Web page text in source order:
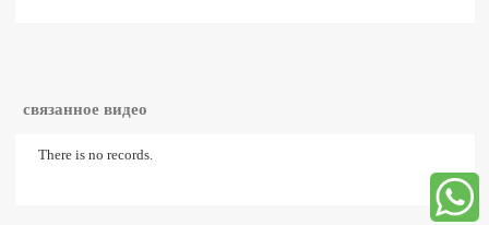
связанное видео
There is no records.